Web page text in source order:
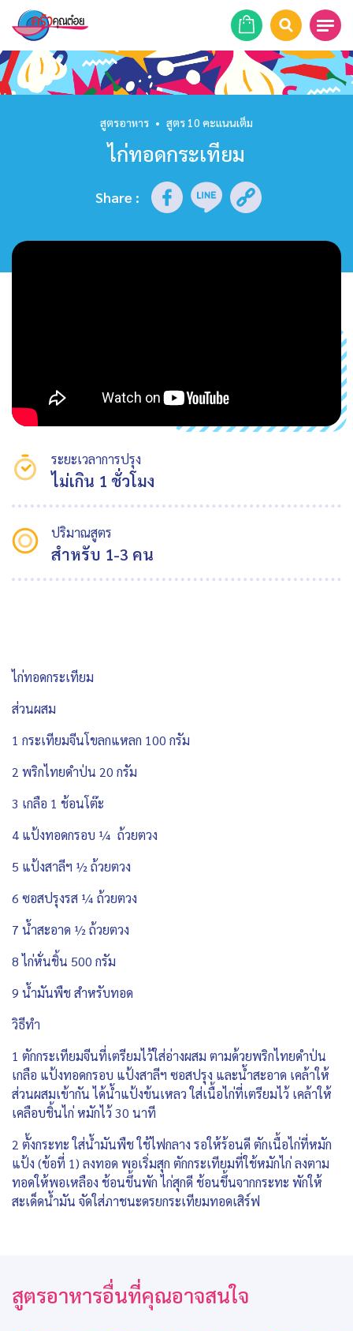
หน้าแรก
รายการย้อนหลัง
สูตรอาหาร • สูตร 10 คะแนนเต็ม
ไก่ทอดกระเทียม
Share :
ระยะเวลาการปรุง
ไม่เกิน 1 ชั่วโมง
ปริมาณสูตร
สำหรับ 1-3 คน
ไก่ทอดกระเทียม
ส่วนผสม
1 กระเทียมจีนโขลกแหลก 100 กรัม
2 พริกไทยดำป่น 20 กรัม
3 เกลือ 1 ช้อนโต๊ะ
4 แป้งทอดกรอบ ¼ ถ้วยตวง
5 แป้งสาลีฯ ½ ถ้วยตวง
6 ซอสปรุงรส ¼ ถ้วยตวง
7 น้ำสะอาด ½ ถ้วยตวง
8 ไก่หั่นชิ้น 500 กรัม
9 น้ำมันพืช สำหรับทอด
วิธีทำ
1 ตักกระเทียมจีนที่เตรียมไว้ใส่อ่างผสม ตามด้วยพริกไทยดำป่น
เกลือ แป้งทอดกรอบ แป้งสาลีฯ ซอสปรุง และน้ำสะอาด เคล้าให้
ส่วนผสมเข้ากัน ได้น้ำแป้งข้นเหลว ใส่เนื้อไก่ที่เตรียมไว้ เคล้าให้
เคลือบชิ้นไก่ หมักไว้ 30 นาที
2 ตั้งกระทะ ใส่น้ำมันพืช ใช้ไฟกลาง รอให้ร้อนดี ตักเนื้อไก่ที่หมัก
แป้ง (ข้อที่ 1) ลงทอด พอเริ่มสุก ตักกระเทียมที่ใช้หมักไก่ ลงตาม
ทอดให้พอเหลือง ช้อนขึ้นพัก ไก่สุกดี ช้อนขึ้นจากกระทะ พักให้
สะเด็ดน้ำมัน จัดใส่ภาชนะดรยกระเทียมทอดเสิร์ฟ
สูตรอาหารอื่นที่คุณอาจสนใจ